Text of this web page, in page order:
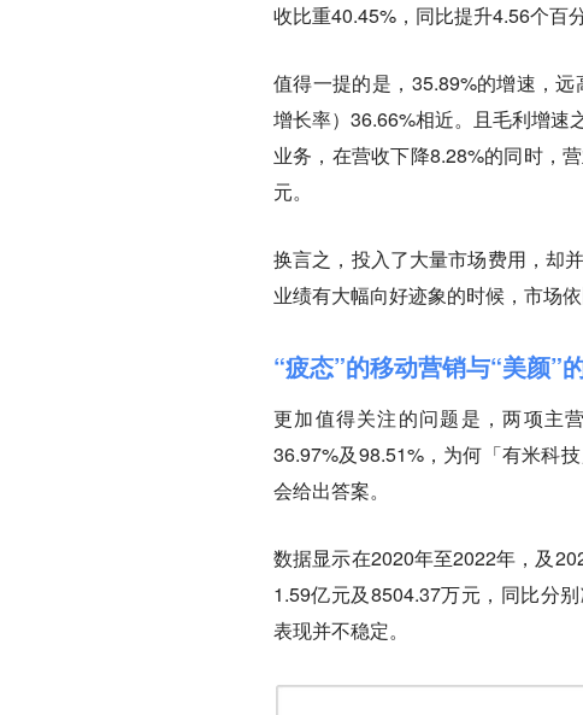
收比重40.45%，同比提升4.56个百分
值得一提的是，35.89%的增速，
增长率）36.66%相近。且毛利增
业务，在营收下降8.28%的同时，
元。
换言之，投入了大量市场费用，却
业绩有大幅向好迹象的时候，市场依
“疲态”的移动营销与“美颜”
更加值得关注的问题是，两项主
36.97%及98.51%，为何「有米科
会给出答案。
数据显示在2020年至2022年，及
1.59亿元及8504.37万元，同比分
表现并不稳定。